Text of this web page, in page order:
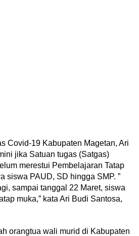
Covid-19 Kabupaten Magetan, Ari
jika Satuan tugas (Satgas)
merestui Pembelajaran Tatap
siswa PAUD, SD hingga SMP. ”
sampai tanggal 22 Maret, siswa
muka,” kata Ari Budi Santosa,
orangtua wali murid di Kabupaten